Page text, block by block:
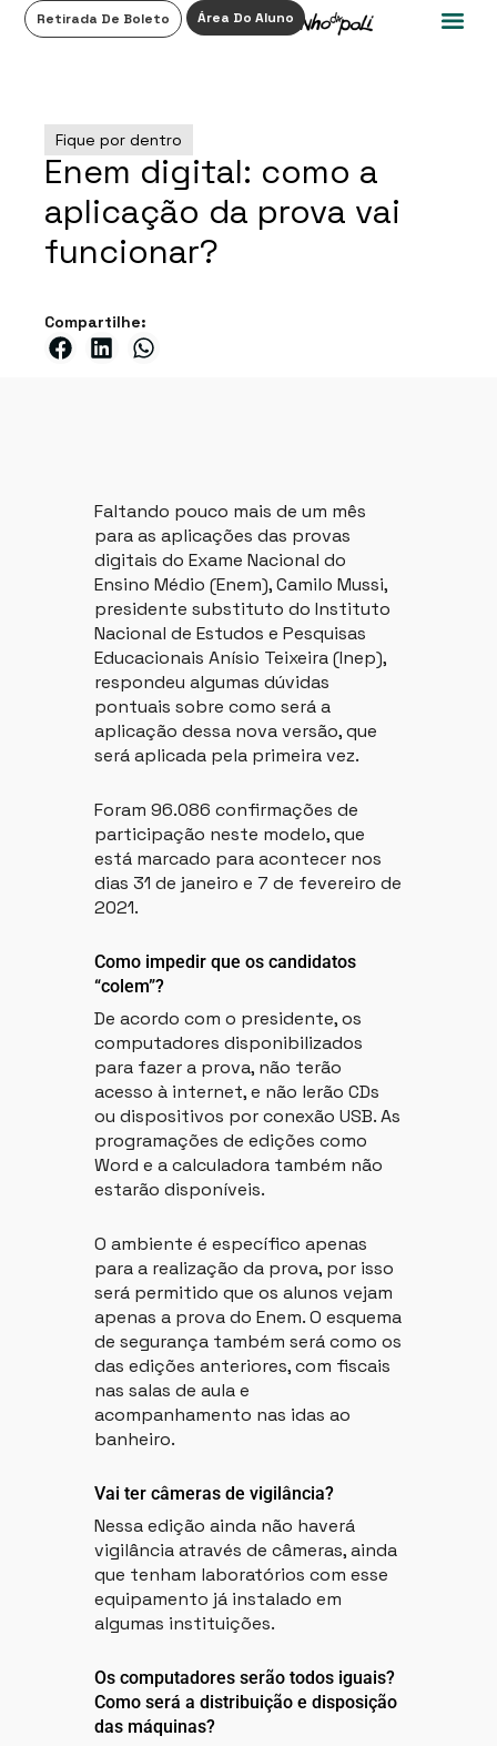
Retirada De Boleto Área Do Aluno
Fique por dentro
Enem digital: como a
aplicação da prova vai
funcionar?
Compartilhe:
Faltando pouco mais de um mês
para as aplicações das provas
digitais do Exame Nacional do
Ensino Médio (Enem), Camilo Mussi,
presidente substituto do Instituto
Nacional de Estudos e Pesquisas
Educacionais Anísio Teixeira (Inep),
respondeu algumas dúvidas
pontuais sobre como será a
aplicação dessa nova versão, que
será aplicada pela primeira vez.
Foram 96.086 confirmações de
participação neste modelo, que
está marcado para acontecer nos
dias 31 de janeiro e 7 de fevereiro de
2021.
Como impedir que os candidatos
“colem”?
De acordo com o presidente, os
computadores disponibilizados
para fazer a prova, não terão
acesso à internet, e não lerão CDs
ou dispositivos por conexão USB. As
programações de edições como
Word e a calculadora também não
estarão disponíveis.
O ambiente é específico apenas
para a realização da prova, por isso
será permitido que os alunos vejam
apenas a prova do Enem. O esquema
de segurança também será como os
das edições anteriores, com fiscais
nas salas de aula e
acompanhamento nas idas ao
banheiro.
Vai ter câmeras de vigilância?
Nessa edição ainda não haverá
vigilância através de câmeras, ainda
que tenham laboratórios com esse
equipamento já instalado em
algumas instituições.
Os computadores serão todos iguais?
Como será a distribuição e disposição
das máquinas?